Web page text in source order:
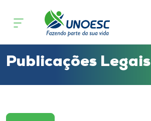
Cursos
Atendimento ao Estudante
Publicações Legais